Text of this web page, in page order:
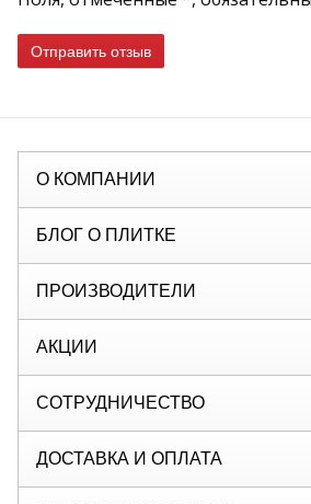
Отправить отзыв
О КОМПАНИИ
БЛОГ О ПЛИТКЕ
ПРОИЗВОДИТЕЛИ
АКЦИИ
СОТРУДНИЧЕСТВО
ДОСТАВКА И ОПЛАТА